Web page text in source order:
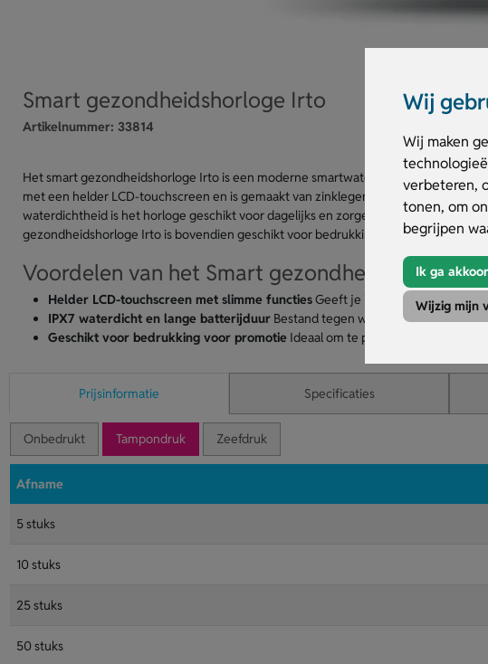
Wij
Wij maken
verbeteren,
tonen, om
begrijpen
Ik ga
Wijzig mijn
Smart gezondheidshorloge Irto
Artikelnummer: 33814
Het smart gezondheidshorloge Irto is een moderne smartwatch die je helpt je
met een helder LCD-touchscreen en is gemaakt van zinklegering met een
waterdichtheid is het horloge geschikt voor dagelijks en zorgeloos gebruik. Via de
gezondheidshorloge Irto is bovendien geschikt voor bedrukking, ideaal voor
Voordelen van het Smart gezondheidshorloge
Helder LCD-touchscreen met slimme functiesGeeft je in één oogopslag
IPX7 waterdicht en lange batterijduurBestand tegen water en geschikt voor
Geschikt voor bedrukking voor promotieIdeaal om te personaliseren met
Prijsinformatie Specificaties
Onbedrukt Tampondruk Zeefdruk
Afname
5 stuks
10 stuks
25 stuks
50 stuks